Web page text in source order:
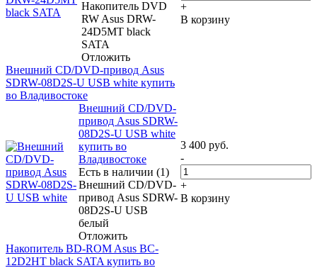
Накопитель DVD
RW Asus DRW-
24D5MT black
SATA
Отложить
+
В корзину
Внешний CD/DVD-привод Asus
SDRW-08D2S-U USB white купить
во Владивостоке
Внешний CD/DVD-
привод Asus SDRW-
08D2S-U USB white
купить во
Владивостоке
Есть в наличии (1)
Внешний CD/DVD-
привод Asus SDRW-
08D2S-U USB
белый
Отложить
3 400 руб.
-
+
В корзину
Накопитель BD-ROM Asus BC-
12D2HT black SATA купить во